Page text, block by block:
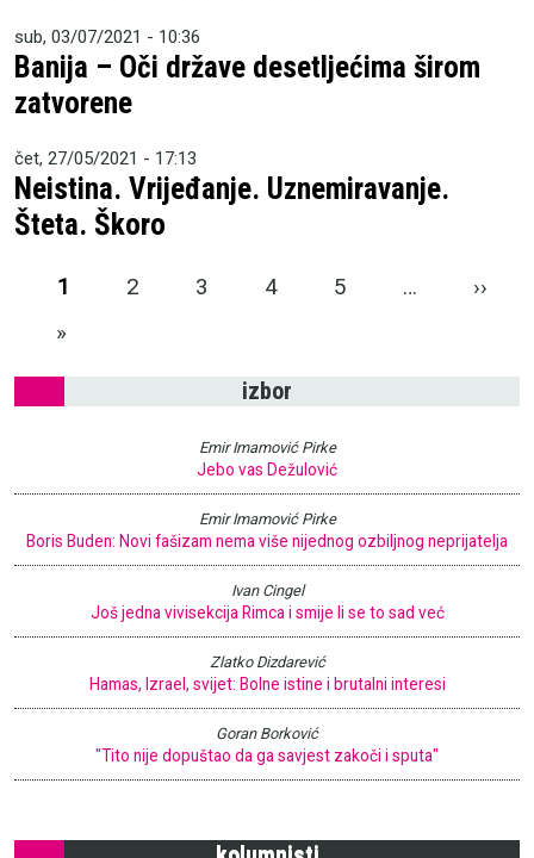
sub, 03/07/2021 - 10:36
Banija – Oči države desetljećima širom
zatvorene
čet, 27/05/2021 - 17:13
Neistina. Vrijeđanje. Uznemiravanje.
Šteta. Škoro
Pagination
1 2 3 4 5 … ››
»
izbor
Emir Imamović Pirke
Jebo vas Dežulović
Emir Imamović Pirke
Boris Buden: Novi fašizam nema više nijednog ozbiljnog neprijatelja
Ivan Cingel
Još jedna vivisekcija Rimca i smije li se to sad već
Zlatko Dizdarević
Hamas, Izrael, svijet: Bolne istine i brutalni interesi
Goran Borković
"Tito nije dopuštao da ga savjest zakoči i sputa"